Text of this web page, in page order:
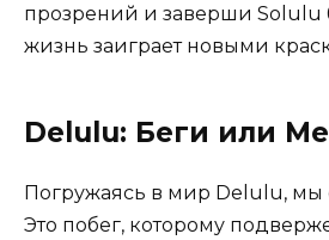
прозрений и заверши Solulu
жизнь заиграет новыми
Delulu: Беги или
Погружаясь в мир Delulu, мы
Это побег, которому